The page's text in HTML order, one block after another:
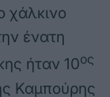
χάλκινο
ένατη
ήταν 10ος
Καμπούρης